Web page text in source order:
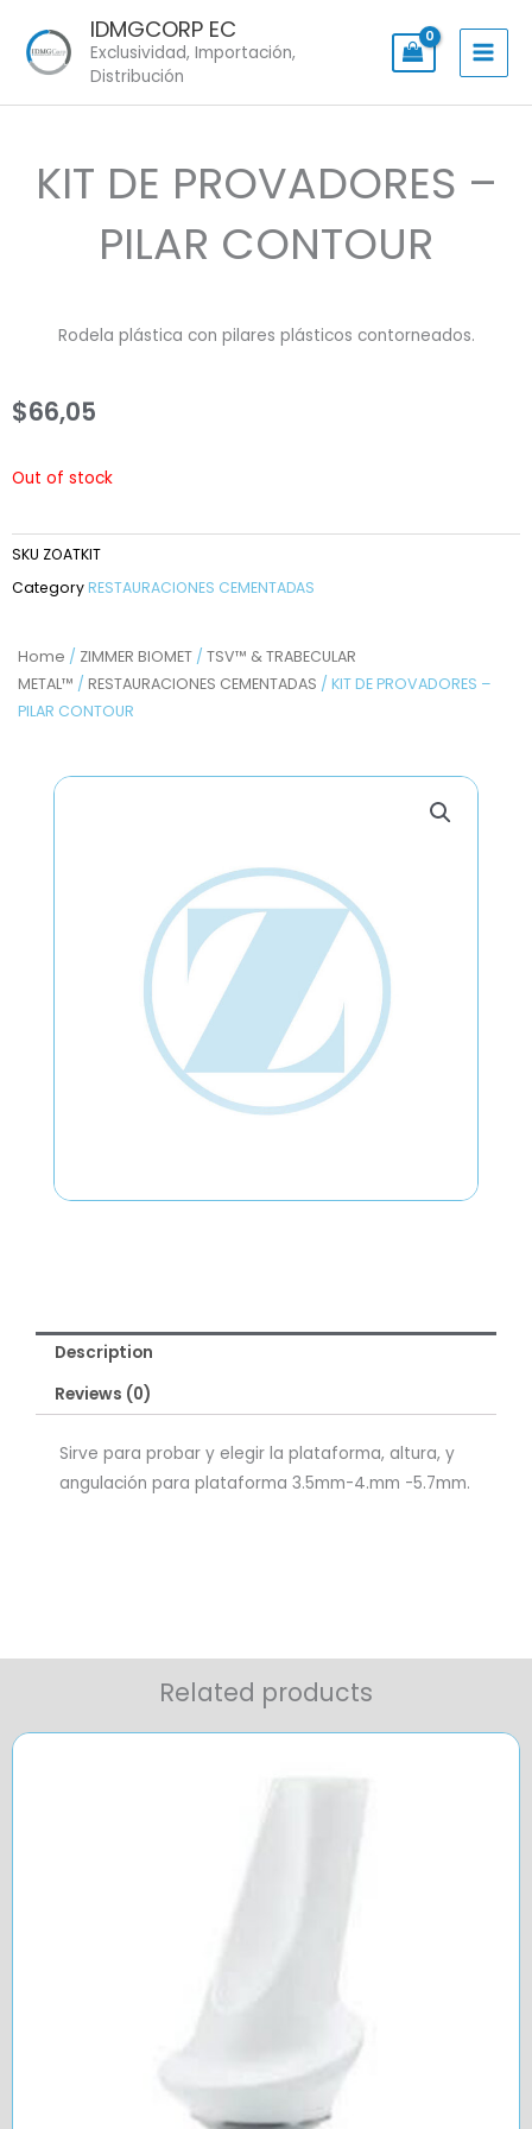
content
IDMGCORP EC
Exclusividad, Importación,
Distribución
Home / ZIMMER BIOMET / TSV™ & TRABECULAR
METAL™ / RESTAURACIONES CEMENTADAS / KIT DE PROVADORES –
PILAR CONTOUR
KIT DE PROVADORES –
PILAR CONTOUR
Rodela plástica con pilares plásticos contorneados.
$66,05
Out of stock
SKU ZOATKIT
Category RESTAURACIONES CEMENTADAS
Description
Reviews (0)
Sirve para probar y elegir la plataforma, altura, y
angulación para plataforma 3.5mm-4.mm -5.7mm.
Related products
Price